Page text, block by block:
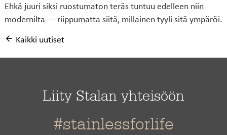
Ehkä juuri siksi ruostumaton teräs tuntuu edelleen niin
modernilta — riippumatta siitä, millainen tyyli sitä ympäröi.
Kaikki uutiset
Liity Stalan yhteisöön
#stainlessforlife